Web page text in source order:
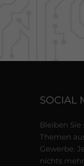
SOCIAL
Bleiben
Themen
Gewerbe.
nichts